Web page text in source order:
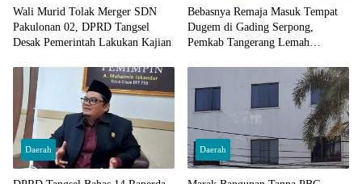
Wali Murid Tolak Merger SDN
Pakulonan 02, DPRD Tangsel
Desak Pemerintah Lakukan Kajian
Bebasnya Remaja Masuk Tempat
Dugem di Gading Serpong,
Pemkab Tangerang Lemah
Daerah Daerah